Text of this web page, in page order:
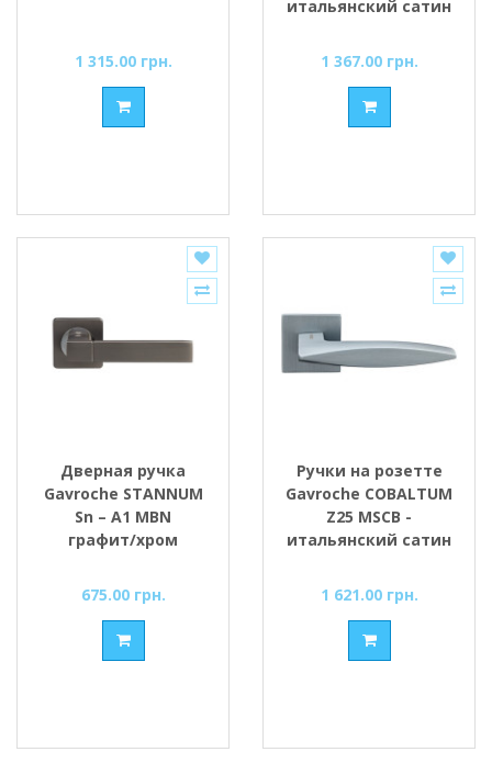
1 315.00 грн.
итальянский сатин
1 367.00 грн.
Дверная ручка
Gavroche STANNUM
Sn – A1 MBN
графит/хром
675.00 грн.
Ручки на розетте
Gavroche COBALTUM
Z25 MSCB -
итальянский сатин
1 621.00 грн.